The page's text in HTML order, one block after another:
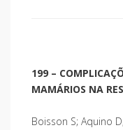
199 –
MAMÁRIOS NA
Boisson S; Aquino